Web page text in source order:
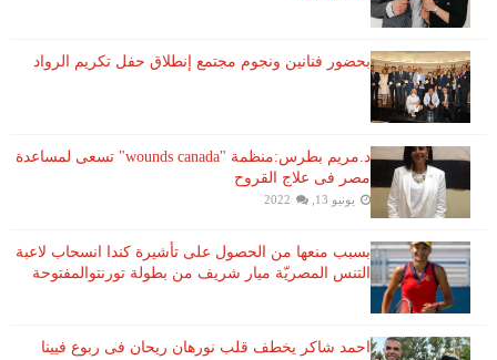
بحضور فنانين ونجوم مجتمع إنطلاق حفل تكريم الرواد
د.مريم بطرس:منظمة "wounds canada" تسعى لمساعدة
مصر فى علاج القروح
يونيو 13, 2022
بسبب منعها من الحصول على تأشيرة كندا انسحاب لاعبة ​
التنس​ المصريّة ​ميار شريف​ من بطولة ​تورنتو​المفتوحة
احمد شاكر يخطف قلب نورهان ريحان فى ربوع فيينا